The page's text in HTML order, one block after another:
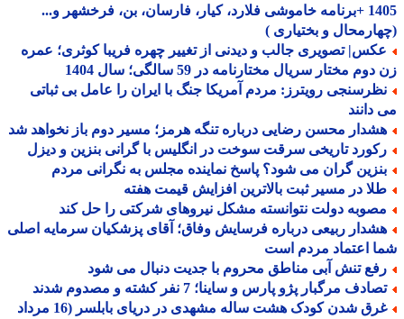
1405 +برنامه خاموشی فلارد، کیار، فارسان، بن، فرخشهر و...
و بختیاری )
تصویری جالب و دیدنی از تغییر چهره فریبا کوثری؛ عمره
مختار سریال مختارنامه در 59 سالگی؛ سال 1404
رویترز: مردم آمریکا جنگ با ایران را عامل بی ثباتی
محسن رضایی درباره تنگه هرمز؛ مسیر دوم باز نخواهد شد
تاریخی سرقت سوخت در انگلیس با گرانی بنزین و دیزل
گران می شود؟ پاسخ نماینده مجلس به نگرانی مردم
در مسیر ثبت بالاترین افزایش قیمت هفته
دولت نتوانسته مشکل نیروهای شرکتی را حل کند
ربیعی درباره فرسایش وفاق؛ آقای پزشکیان سرمایه اصلی
اعتماد مردم است
تنش آبی مناطق محروم با جدیت دنبال می شود
مرگبار پژو پارس و ساینا؛ 7 نفر کشته و مصدوم شدند
غرق شدن کودک هشت ساله مشهدی در دریای بابلسر (16 مرداد